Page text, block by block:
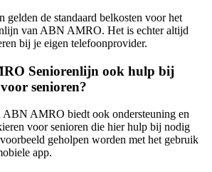
gelden de standaard belkosten voor het
van ABN AMRO. Het is echter altijd
bij je eigen telefoonprovider.
Seniorenlijn ook hulp bij
senioren?
ABN AMRO biedt ook ondersteuning en
voor senioren die hier hulp bij nodig
geholpen worden met het gebruik
app.